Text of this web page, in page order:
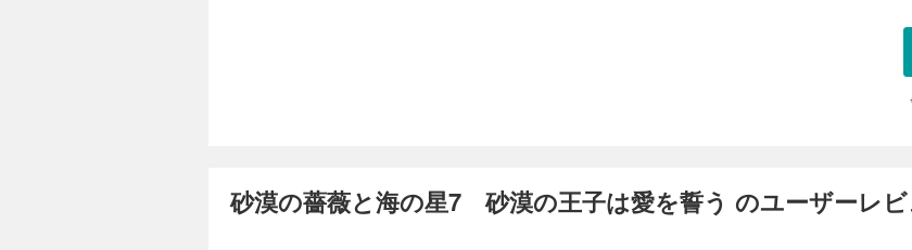
砂漠の薔薇と海の星7 砂漠の王子は愛を誓う のユーザーレ